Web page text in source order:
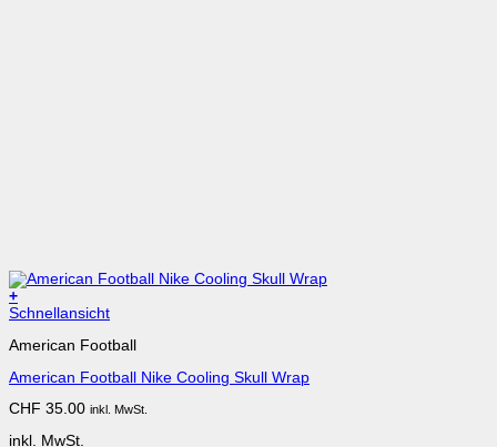
+
Dieses
weist
Varianten
Die
Schnellansicht
American Football
American Football Nike Cooling Skull Wrap
CHF 35.00 inkl. MwSt.
inkl. MwSt.